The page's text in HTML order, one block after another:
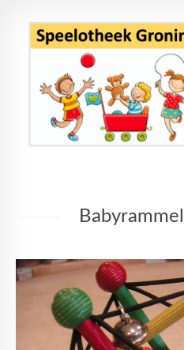
Speelgoed
Openingstijden
Routebeschrijving
Contact